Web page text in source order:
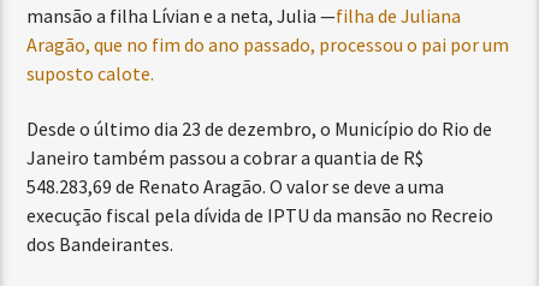
mansão a filha Lívian e a neta, Julia —filha de Juliana
Aragão, que no fim do ano passado, processou o pai por um
suposto calote.
Desde o último dia 23 de dezembro, o Município do Rio de
Janeiro também passou a cobrar a quantia de R$
548.283,69 de Renato Aragão. O valor se deve a uma
execução fiscal pela dívida de IPTU da mansão no Recreio
dos Bandeirantes.